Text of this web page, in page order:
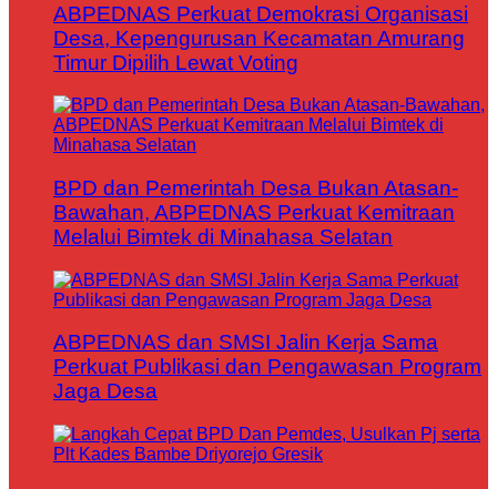
ABPEDNAS Perkuat Demokrasi Organisasi
Desa, Kepengurusan Kecamatan Amurang
Timur Dipilih Lewat Voting
BPD dan Pemerintah Desa Bukan Atasan-
Bawahan, ABPEDNAS Perkuat Kemitraan
Melalui Bimtek di Minahasa Selatan
ABPEDNAS dan SMSI Jalin Kerja Sama
Perkuat Publikasi dan Pengawasan Program
Jaga Desa